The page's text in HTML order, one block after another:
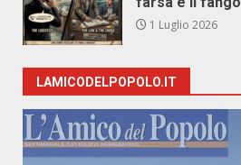
1 Luglio 2026
LAMICODELPOPOLO.IT